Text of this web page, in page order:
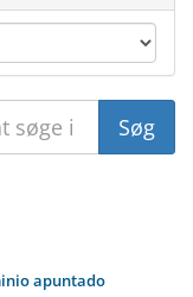
apuntado